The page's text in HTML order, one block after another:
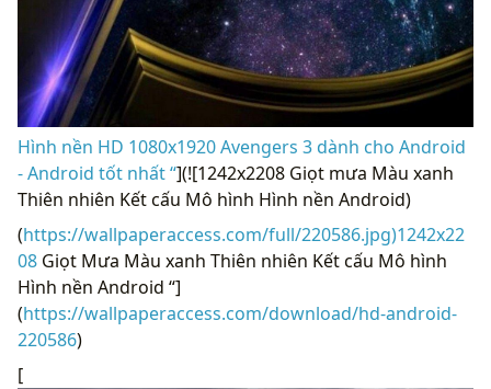
Hình nền HD 1080x1920 Avengers 3 dành cho Android
- Android tốt nhất “](![1242x2208 Giọt mưa Màu xanh
Thiên nhiên Kết cấu Mô hình Hình nền Android)
(https://wallpaperaccess.com/full/220586.jpg)1242x22
08 Giọt Mưa Màu xanh Thiên nhiên Kết cấu Mô hình
Hình nền Android “]
(https://wallpaperaccess.com/download/hd-android-
220586)
[